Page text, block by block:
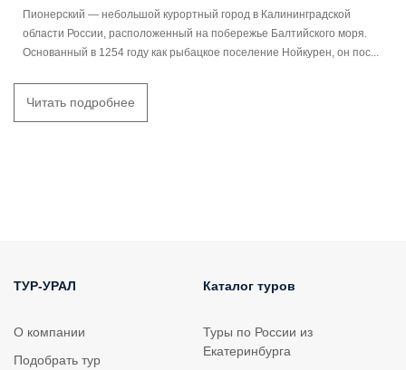
Пионерский — небольшой курортный город в Калининградской
области России, расположенный на побережье Балтийского моря.
Основанный в 1254 году как рыбацкое поселение Нойкурен, он пос...
Читать подробнее
ТУР-УРАЛ
О компании
Подобрать тур
Каталог туров
Туры по России из
Екатеринбурга